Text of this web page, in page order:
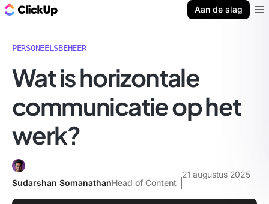
Aan de slag
PERSONEELSBEHEER
Wat is horizontale
communicatie op het
werk?
Sudarshan SomanathanHead of Content
21 augustus 2025